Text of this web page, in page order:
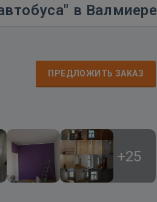
в Валмиере
ПРЕДЛОЖИТЬ ЗАКАЗ
+25